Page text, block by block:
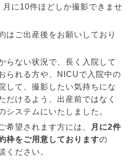
月に10件ほどしか撮影できませ
はご出産後をお願いしており
らない状況で、長く入院して
られる方や、
NICUで入院中の
して、撮影したい気持ちにな
だけるよう、出産前ではなく
システムにいたしました。
希望されます方には、
月に2件
枠をご用意しておりますの
ください。